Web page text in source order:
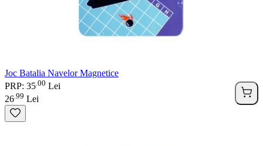
Joc Batalia Navelor Magnetice
PRP: 35 00 Lei
26 99 Lei